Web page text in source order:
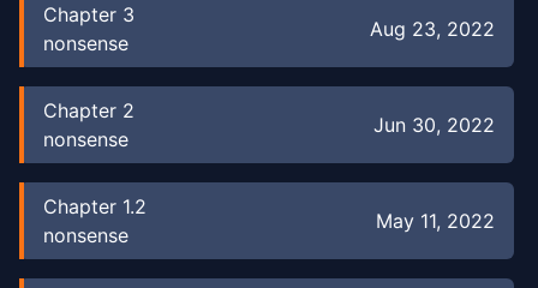
Chapter 3
nonsense
Aug 23, 2022
Chapter 2
nonsense
Jun 30, 2022
Chapter 1.2
nonsense
May 11, 2022